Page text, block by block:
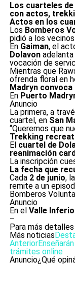
Los cuarteles de
con actos,
Actos en los
Los Bomberos
pidió a los
En Gaiman, el
Dolavonadelanta
vocación de
Mientras que
ofrenda floral en
Madryn
En Puerto
Anuncio
La primera, a
cuartel, en San
“Queremos que
Trekking
El cuartel de
reanimación
La inscripción
La fecha que
Cada 2 de junio,
remite a un
Bomberos
Anuncio
En el Valle
–
Para más
Más noticias
Anterior
trámites online
Anuncio¿Qué